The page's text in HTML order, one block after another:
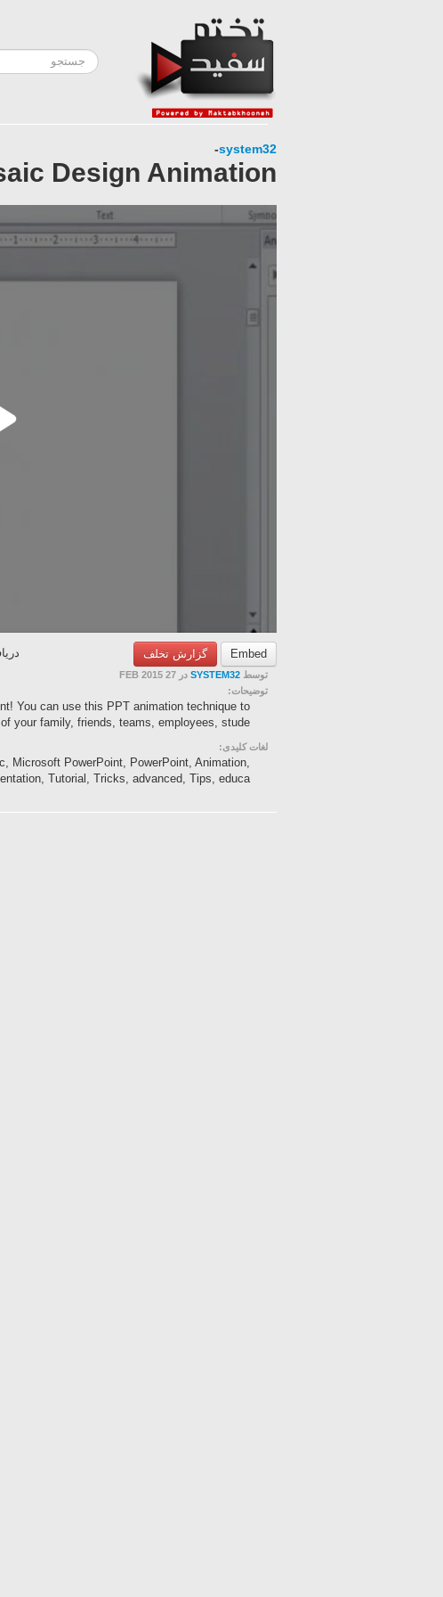
system32
-
Design Animation
Embed گزارش تخلف
توسط SYSTEM32 در 27 FEB 2015
توضیحات:
You can use this PPT animation technique to
your family, friends, teams, employees, stude...
لغات کلیدی:
Microsoft PowerPoint, PowerPoint, Animation,
Tutorial, Tricks, advanced, Tips, educa...